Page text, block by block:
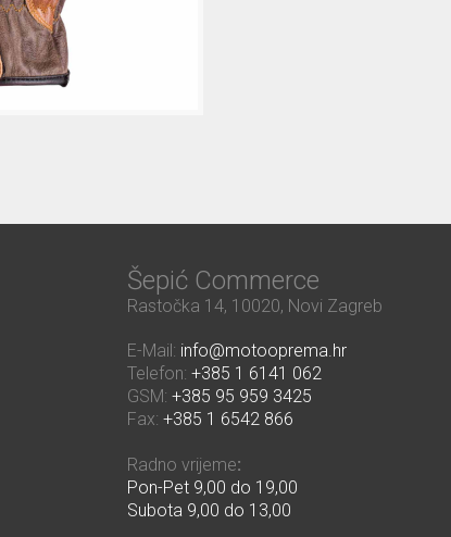
Šepić Commerce
Rastočka 14, 10020, Novi Zagreb
E-Mail: info@motooprema.hr
Telefon: +385 1 6141 062
GSM: +385 95 959 3425
Fax: +385 1 6542 866
Radno vrijeme:
Pon-Pet 9,00 do 19,00
Subota 9,00 do 13,00